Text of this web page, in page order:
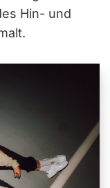
Hin- und